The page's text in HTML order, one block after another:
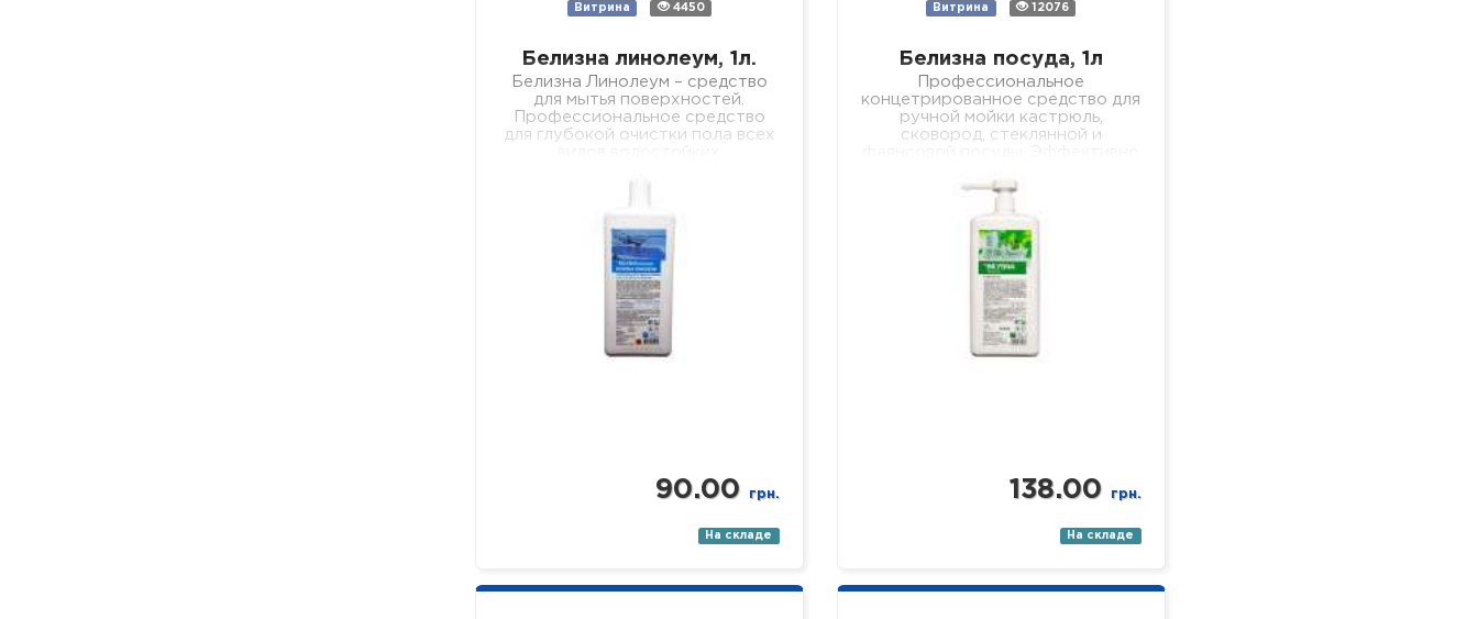
Витрина 4450
Белизна линолеум, 1л.
Белизна Линолеум – средство
для мытья поверхностей.
Профессиональное средство
для глубокой очистки пола всех
пластика, стекла, зеркал и…
90.00 грн.
На складе
Витрина 12076
Белизна посуда, 1л
Профессиональное
концетрированное средство для
ручной мойки кастрюль,
сковород, стеклянной и
загрязнения, хорошо пенится и
мыльной…
138.00 грн.
На складе